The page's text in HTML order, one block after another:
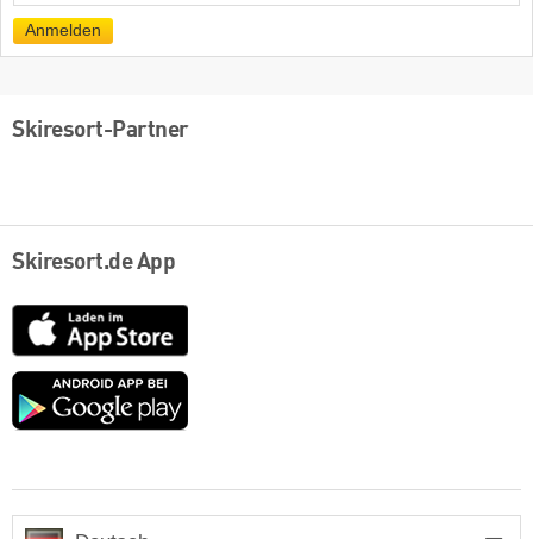
Anmelden
Skiresort-Partner
Skiresort.de App
App
Store
Google